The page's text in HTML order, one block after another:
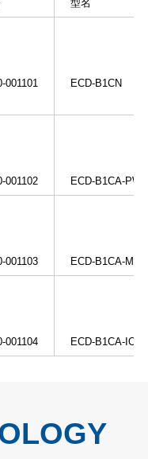
型名
001101 ECD-B1CN
001102 ECD-B1CA-PW1
001103 ECD-B1CA-MT1
001104 ECD-B1CA-IO1